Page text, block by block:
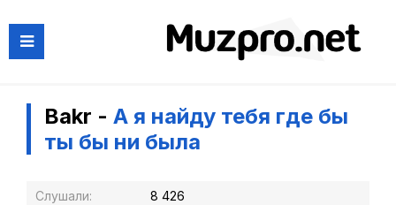
Bakr - А я найду тебя где бы
ты бы ни была
Слушали:
8 426